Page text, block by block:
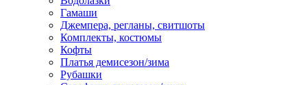
Гамаши
Джемпера, регланы, свитшоты
Комплекты, костюмы
Кофты
Платья демисезон/зима
Рубашки